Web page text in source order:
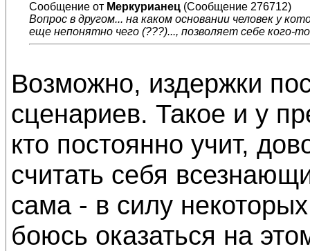
Сообщение от Меркурианец (Сообщение 276712)
Вопрос в другом... на каком основании человек у
еще непонятно чего (???)..., позволяет себе кого-
Возможно, издержки
сценариев. Такое и у
кто постоянно учит,
считать себя
сама - в силу
боюсь оказаться на